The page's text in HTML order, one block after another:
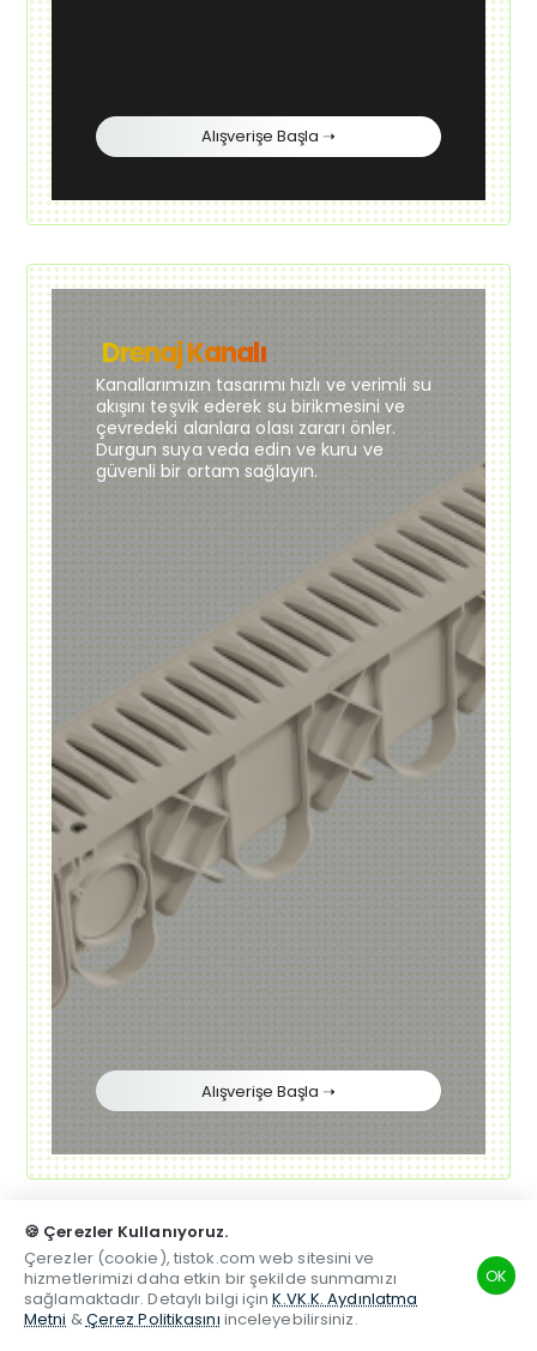
TSM Hesabım Whatsapp Telefon Beğenilen
🍪 Çerezler Kullanıyoruz.
Çerezler (cookie), tistok.com web sitesini ve
hizmetlerimizi daha etkin bir şekilde sunmamızı
sağlamaktadır. Detaylı bilgi içinK.VK.K. Aydınlatma
Metni &Çerez Politikasını inceleyebilirsiniz.
OK
Alışverişe Başla ➝
Drenaj Kanalı
Kanallarımızın tasarımı hızlı ve verimli su
akışını teşvik ederek su birikmesini ve
çevredeki alanlara olası zararı önler.
Durgun suya veda edin ve kuru ve
güvenli bir ortam sağlayın.
Alışverişe Başla ➝
Maxi Süzgeç